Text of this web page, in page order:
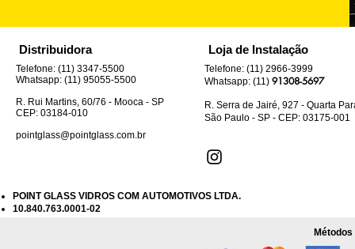
Distribuidora
Telefone: (11) 3347-5500
Whatsapp: (11) 95055-5500
R. Rui Martins, 60/76 - Mooca - SP
CEP: 03184-010
pointglass@pointglass.com.br
Loja de Instalação
Telefone: (11) 2966-3999
Whatsapp: (11) 91308-5697
R. Serra de Jairé, 927 - Quarta
São Paulo - SP - CEP: 03175-001
POINT GLASS VIDROS COM AUTOMOTIVOS LTDA.
10.840.763.0001-02